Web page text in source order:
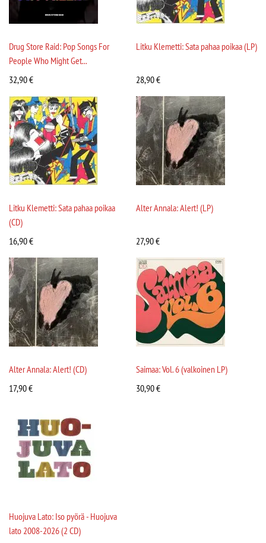
Drug Store Raid: Pop Songs For
People Who Might Get...
32,90€
Litku Klemetti: Sata pahaa poikaa (LP)
28,90€
Litku Klemetti: Sata pahaa poikaa
(CD)
16,90€
Alter Annala: Alert! (LP)
27,90€
Alter Annala: Alert! (CD)
17,90€
Saimaa: Vol. 6 (valkoinen LP)
30,90€
Huojuva Lato: Iso pyörä - Huojuva
lato 2008-2026 (2 CD)